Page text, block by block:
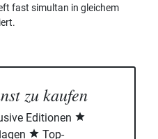
fast simultan in gleichem
zu kaufen
Editionen
Top-